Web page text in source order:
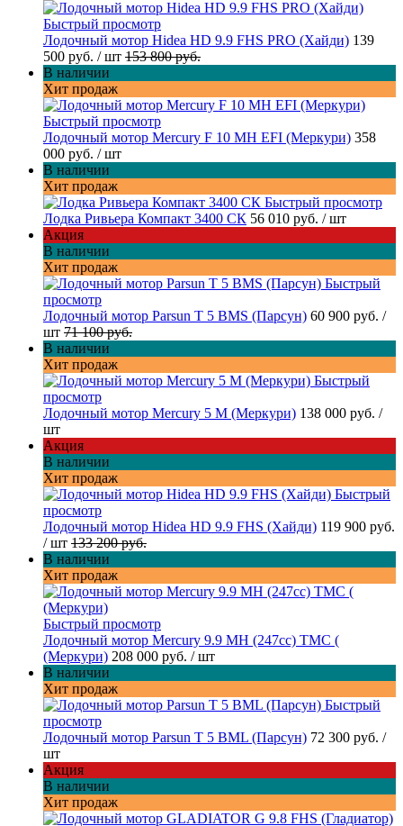
Быстрый просмотр
Лодочный мотор Hidea HD 9.9 FHS PRO (Хайди) 139
500 руб. / шт 153 800 руб.
В наличии
Хит продаж
Быстрый просмотр
Лодочный мотор Mercury F 10 MH EFI (Меркури) 358
000 руб. / шт
В наличии
Хит продаж
Быстрый просмотр
Лодка Ривьера Компакт 3400 СК 56 010 руб. / шт
Акция
В наличии
Хит продаж
Быстрый
просмотр
Лодочный мотор Parsun T 5 BMS (Парсун) 60 900 руб. /
шт 71 100 руб.
В наличии
Хит продаж
Быстрый
просмотр
Лодочный мотор Mercury 5 M (Меркури) 138 000 руб. /
шт
Акция
В наличии
Хит продаж
Быстрый
просмотр
Лодочный мотор Hidea HD 9.9 FHS (Хайди) 119 900 руб.
/ шт 133 200 руб.
В наличии
Хит продаж
Быстрый просмотр
Лодочный мотор Mercury 9.9 МН (247cc) TMC (
(Меркури) 208 000 руб. / шт
В наличии
Хит продаж
Быстрый
просмотр
Лодочный мотор Parsun T 5 BML (Парсун) 72 300 руб. /
шт
Акция
В наличии
Хит продаж